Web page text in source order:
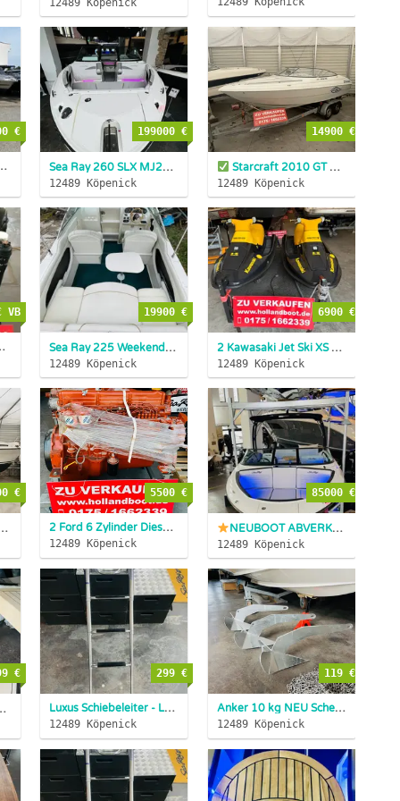
INZAHLUNGN...
Motorboot
€
Sea Ray 260 SLX MJ2025 350 PS Elekt Tower
SOFORT
12489 Köpenick
199000 €
Starcraft 2010 GT Daycruiser MJ 2000 5,7 Liter V8
12489 Köpenick
14900 €
Einbaumotor
VB
Sea Ray 225 Weekender Bj: 2001 V8
INZAHLUNGNAHME
12489 Köpenick
19900 €
2 Kawasaki Jet Ski XS Sport BJ:1999 63kW mit Trailer
12489 Köpenick
6900 €
VOLLAUSSTAT...
2 x Cummins Diesel
INZAHLUNGNAHM...
€
2 Ford 6 Zylinder Diesel Model 2723E Motor + Getriebe b. Lehm...
12489 Köpenick
5500 €
NEUBOOT ABVERKAUF
12489 Köpenick
85000 €
jetzt nur 499,-€
€
Luxus Schiebeleiter - Leiter für Badeplattform XXL 4 stufig ...
12489 Köpenick
299 €
Anker 10 kg NEU Schelder Anker feuerverzinkt Pflugschar SOFO...
12489 Köpenick
119 €